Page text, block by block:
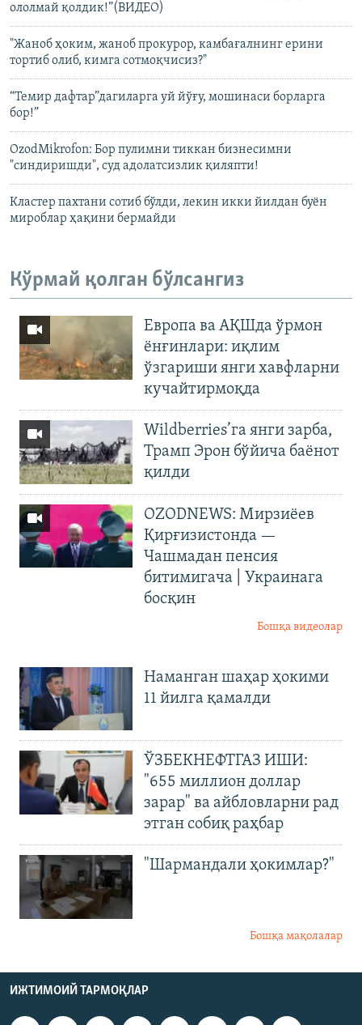
ололмай қолдик!”(ВИДЕО)
"Жаноб ҳоким, жаноб прокурор, камбағалнинг ерини
тортиб олиб, кимга сотмоқчисиз?"
“Темир дафтар”дагиларга уй йўғу, мошинаси борларга
бор!”
OzodMikrofon: Бор пулимни тиккан бизнесимни
"синдиришди", суд адолатсизлик қиляпти!
Кластер пахтани сотиб бўлди, лекин икки йилдан буён
мироблар ҳақини бермайди
Кўрмай қолган бўлсангиз
Европа ва АҚШда ўрмон
ёнғинлари: иқлим
ўзгариши янги хавфларни
кучайтирмоқда
Wildberries’га янги зарба,
Трамп Эрон бўйича баёнот
қилди
OZODNEWS: Мирзиёев
Қирғизистонда —
Чашмадан пенсия
битимигача | Украинага
босқин
Бошқа видеолар
Наманган шаҳар ҳокими
11 йилга қамалди
ЎЗБЕКНЕФТГАЗ ИШИ:
"655 миллион доллар
зарар" ва айбловларни рад
этган собиқ раҳбар
"Шармандали ҳокимлар?"
Бошқа мақолалар
ИЖТИМОИЙ ТАРМОҚЛАР